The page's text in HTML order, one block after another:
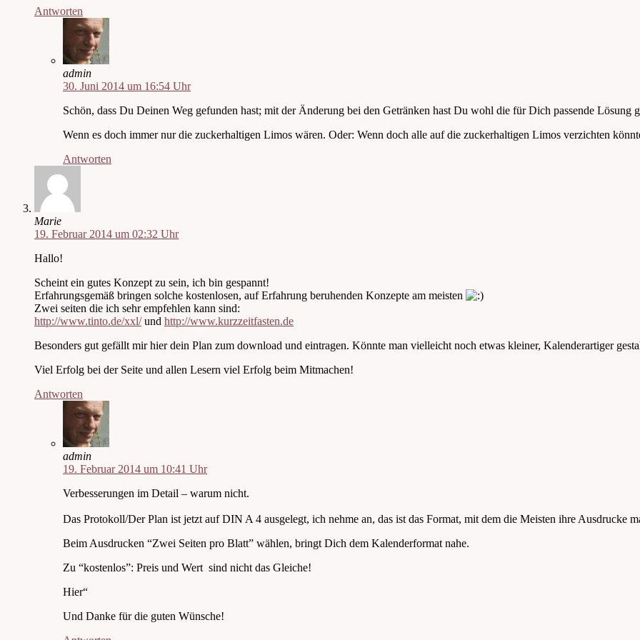
Antworten
admin
30. Juni 2014 um 16:54 Uhr
Schön, dass Du Deinen Weg gefunden hast; mit der Änderung bei den Getränken hast Du wohl die für Dich passende Lösung
Wenn es doch immer nur die zuckerhaltigen Limos wären. Oder: Wenn doch alle auf die zuckerhaltigen Limos verzichten
Antworten
Marie
19. Februar 2014 um 02:32 Uhr
Hallo!
Scheint ein gutes Konzept zu sein, ich bin gespannt!
Erfahrungsgemäß bringen solche kostenlosen, auf Erfahrung beruhenden Konzepte am meisten
Zwei seiten die ich sehr empfehlen kann sind:
http://www.tinto.de/xxl/und http://www.kurzzeitfasten.de
Besonders gut gefällt mir hier dein Plan zum download und eintragen. Könnte man vielleicht noch etwas kleiner, Kalenderartiger
Viel Erfolg bei der Seite und allen Lesern viel Erfolg beim Mitmachen!
Antworten
admin
19. Februar 2014 um 10:41 Uhr
Verbesserungen im Detail – warum nicht.
Das Protokoll/Der Plan ist jetzt auf DIN A 4 ausgelegt, ich nehme an, das ist das Format, mit dem die Meisten ihre Ausdrucke
Beim Ausdrucken “Zwei Seiten pro Blatt” wählen, bringt Dich dem Kalenderformat nahe.
Zu “kostenlos”: Preis und Wert sind nicht das Gleiche!
Hier“
Und Danke für die guten Wünsche!